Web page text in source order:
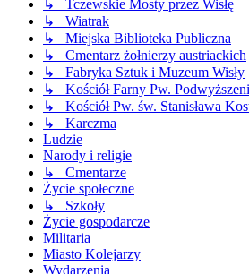
↳ Tczewskie Mosty przez Wisłę
↳ Wiatrak
↳ Miejska Biblioteka Publiczna
↳ Cmentarz żołnierzy austriackich
↳ Fabryka Sztuk i Muzeum Wisły
↳ Kościół Farny Pw.
↳ Kościół Pw. św. Stanisława
↳ Karczma
Ludzie
Narody i religie
↳ Cmentarze
Życie społeczne
↳ Szkoły
Życie gospodarcze
Militaria
Miasto Kolejarzy
Wydarzenia